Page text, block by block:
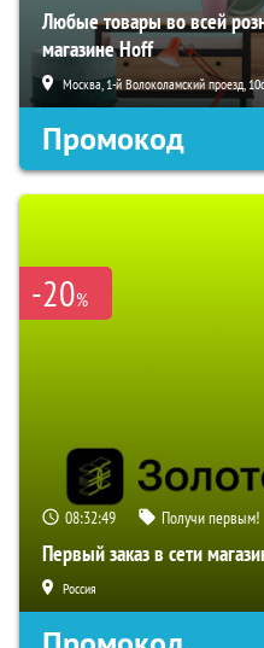
Любые товары во всей
магазине Hoff
Москва, 1-й Волоколамский проезд,
Промокод
-20%
08:32:48 Получи первым!
Первый заказ в сети
Россия